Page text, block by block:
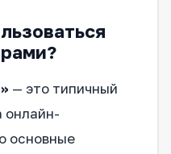
— это типичный
онлайн-
основные